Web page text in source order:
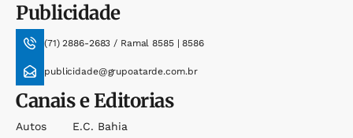
Publicidade
(71) 2886-2683 / Ramal 8585 | 8586
publicidade@grupoatarde.com.br
Canais e Editorias
Autos
E.c. Bahia